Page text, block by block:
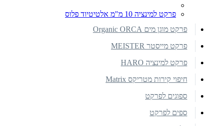
פרקט למינציה 10 מ"מ אלטיטיוד פלוס
פרקט מוגן מים Organic ORCA
פרקט מייסטר MEISTER
פרקט למינציה HARO
חיפוי קירות מטריקס Matrix
ספוגים לפרקט
ספים לפרקט